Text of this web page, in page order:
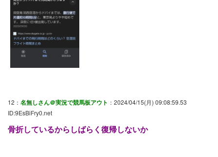
12： 名無しさん＠実況で競馬板アウト ：2024/04/15(月) 09:08:59.53
ID:9EsBiFry0.net
骨折しているからしばらく復帰しないか